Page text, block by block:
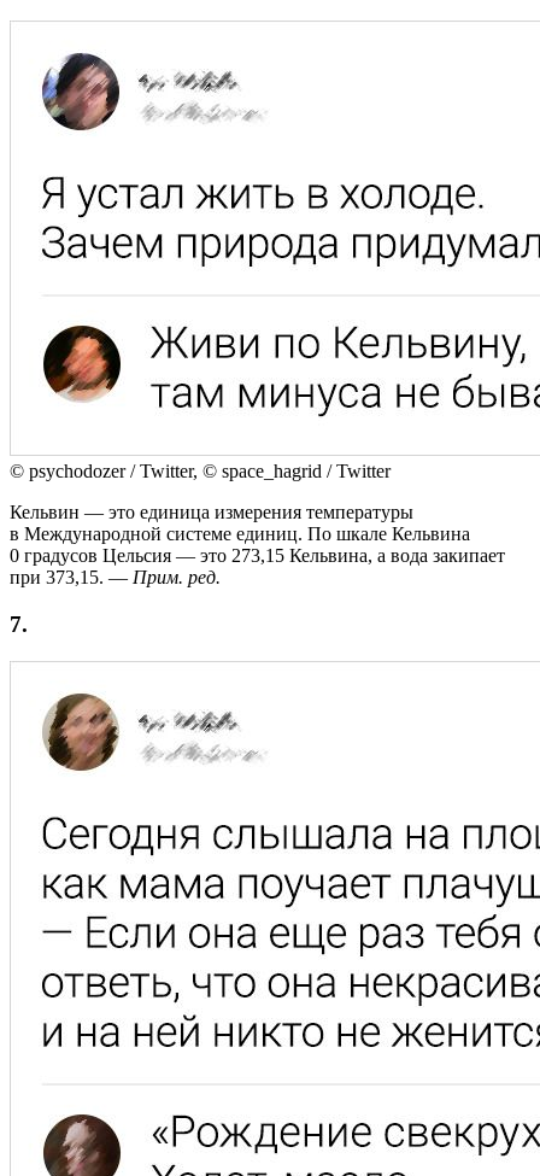
© psychodozer / Twitter, © space_hagrid / Twitter
Кельвин — это единица измерения температуры
в Международной системе единиц. По шкале Кельвина
0 градусов Цельсия — это 273,15 Кельвина, а вода закипает
при 373,15. — Прим. ред.
7.